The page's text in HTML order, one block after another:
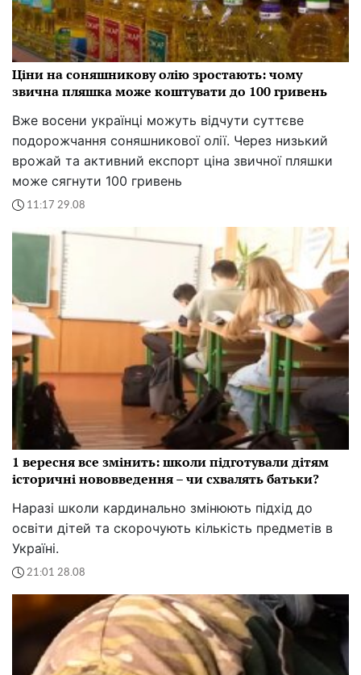
Ціни на соняшникову олію зростають: чому
звична пляшка може коштувати до 100 гривень
Вже восени українці можуть відчути суттєве
подорожчання соняшникової олії. Через низький
врожай та активний експорт ціна звичної пляшки
може сягнути 100 гривень
11:17 29.08
1 вересня все змінить: школи підготували дітям
історичні нововведення – чи схвалять батьки?
Наразі школи кардинально змінюють підхід до
освіти дітей та скорочують кількість предметів в
Україні.
21:01 28.08